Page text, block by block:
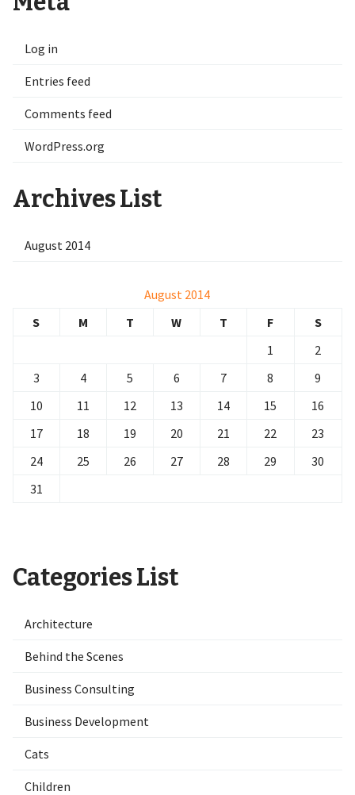
Log in
Entries feed
Comments feed
WordPress.org
Archives List
August 2014
August 2014
S
M T W T F
S
1
2
3
4 5 6 7 8
9
10
11 12 13 14 15
16
17
18 19 20 21 22
23
24
25 26 27 28 29
30
31
Categories List
Architecture
Behind the Scenes
Business Consulting
Business Development
Cats
Children